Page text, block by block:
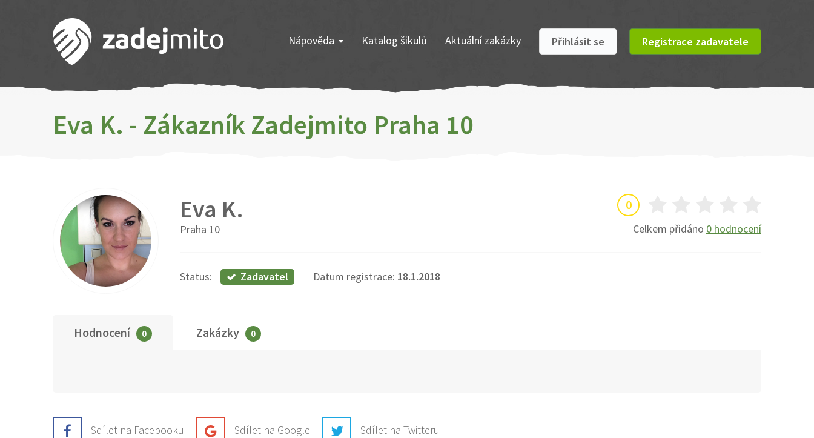
Nápověda Katalog šikulů Aktuální zakázky Přihlásit se Registrace zadavatele
Eva K. - Zákazník Zadejmito Praha 10
0
Celkem přidáno 0 hodnocení
Eva K.
Praha 10
Status: Zadavatel Datum registrace: 18.1.2018
Hodnocení 0 Zakázky 0
Sdílet na Facebooku Sdílet na Google Sdílet na Twitteru